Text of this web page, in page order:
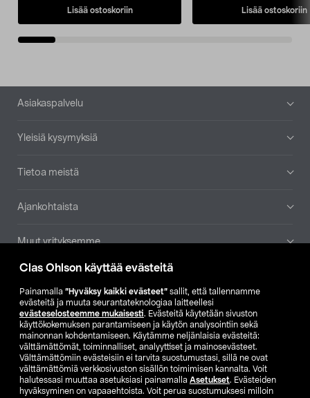
Clas Ohlson käyttää evästeitä
Painamalla ”Hyväksy kaikki evästeet” sallit, että tallennamme
evästeitä ja muuta seurantateknologiaa laitteellesi
evästeselosteemme mukaisesti. Evästeitä käytetään sivuston
käyttökokemuksen parantamiseen ja käytön analysointiin sekä
mainonnan kohdentamiseen. Käytämme neljänlaisia evästeitä:
välttämättömät, toiminnalliset, analyyttiset ja mainosevästeet.
Välttämättömiin evästeisiin ei tarvita suostumustasi, sillä ne ovat
välttämättömiä verkkosivuston sisällön toimimisen kannalta. Voit
halutessasi muuttaa asetuksiasi painamalla Asetukset. Evästeiden
hyväksyminen on vapaaehtoista. Voit perua suostumuksesi milloin
Lisää ostoskoriin Lisää ostoskoriin
Alatunniste
Asiakaspalvelu
Yleisiä kysymyksiä
Tietoa meistä
Ajankohtaista
Muut yrityksemme
Etsi myymälä
SE NO FI
FI SV